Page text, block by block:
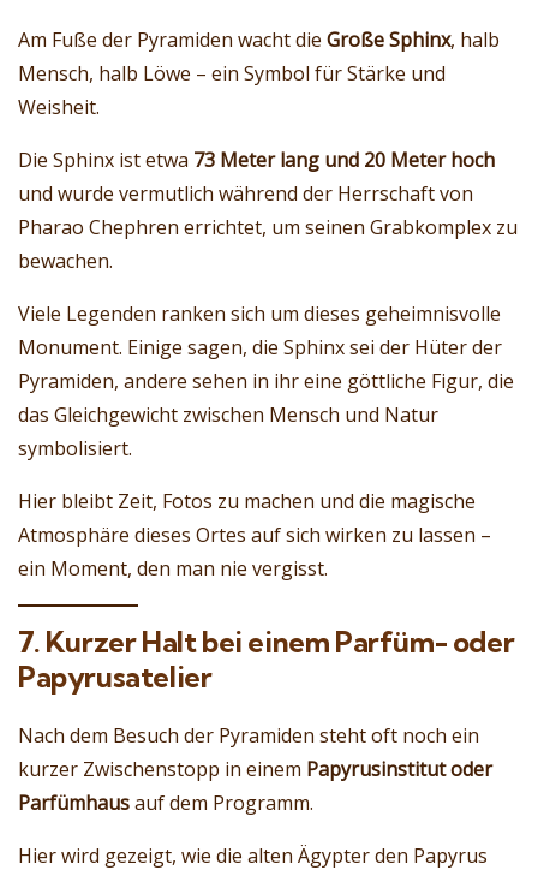
Am Fuße der Pyramiden wacht die Große Sphinx, halb
Mensch, halb Löwe – ein Symbol für Stärke und
Weisheit.
Die Sphinx ist etwa 73 Meter lang und 20 Meter hoch
und wurde vermutlich während der Herrschaft von
Pharao Chephren errichtet, um seinen Grabkomplex zu
bewachen.
Viele Legenden ranken sich um dieses geheimnisvolle
Monument. Einige sagen, die Sphinx sei der Hüter der
Pyramiden, andere sehen in ihr eine göttliche Figur, die
das Gleichgewicht zwischen Mensch und Natur
symbolisiert.
Hier bleibt Zeit, Fotos zu machen und die magische
Atmosphäre dieses Ortes auf sich wirken zu lassen –
ein Moment, den man nie vergisst.
7. Kurzer Halt bei einem Parfüm- oder
Papyrusatelier
Nach dem Besuch der Pyramiden steht oft noch ein
kurzer Zwischenstopp in einem Papyrusinstitut oder
Parfümhausauf dem Programm.
Hier wird gezeigt, wie die alten Ägypter den Papyrus